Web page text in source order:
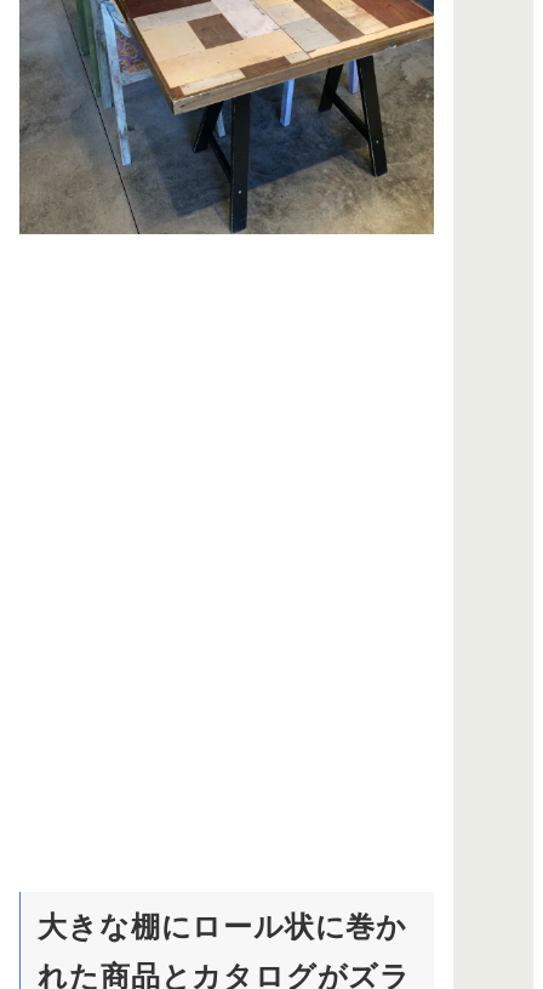
大きな棚にロール状に巻か
れた商品とカタログがズラ